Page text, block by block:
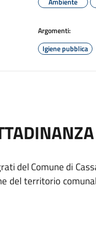
Argomenti:
Igiene pubblica
del Comune di
del territorio